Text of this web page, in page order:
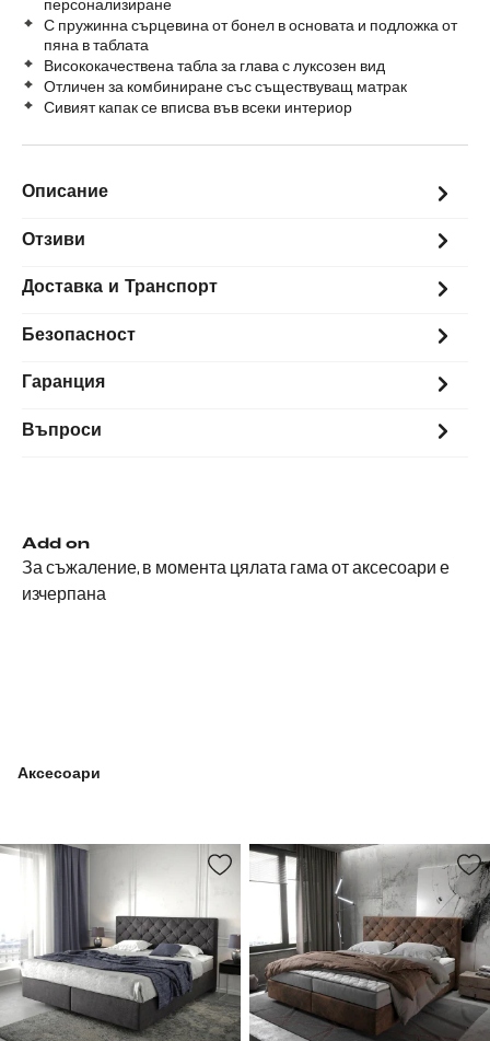
персонализиране
С пружинна сърцевина от бонел в основата и подложка от
пяна в таблата
Висококачествена табла за глава с луксозен вид
Отличен за комбиниране със съществуващ матрак
Сивият капак се вписва във всеки интериор
Описание
Отзиви
Доставка и Транспорт
Безопасност
Гаранция
Въпроси
Add on
За съжаление, в момента цялата гама от аксесоари е
изчерпана
Аксесоари